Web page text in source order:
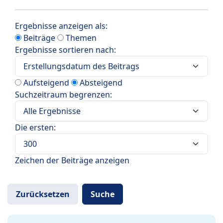
Ergebnisse anzeigen als:
Beiträge
Themen
Ergebnisse sortieren nach:
Aufsteigend
Absteigend
Suchzeitraum begrenzen:
Die ersten:
Zeichen der Beiträge anzeigen